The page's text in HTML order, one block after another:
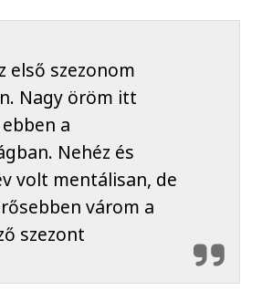
első szezonom
Nagy öröm itt
a
Nehéz és
volt mentálisan, de
várom a
szezont